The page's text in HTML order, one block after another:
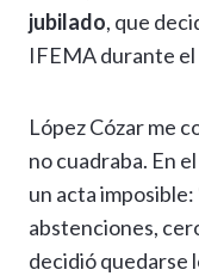
jubilado, que
IFEMA durante
López Cózar me
no cuadraba. En
un acta
abstenciones,
decidió quedarse